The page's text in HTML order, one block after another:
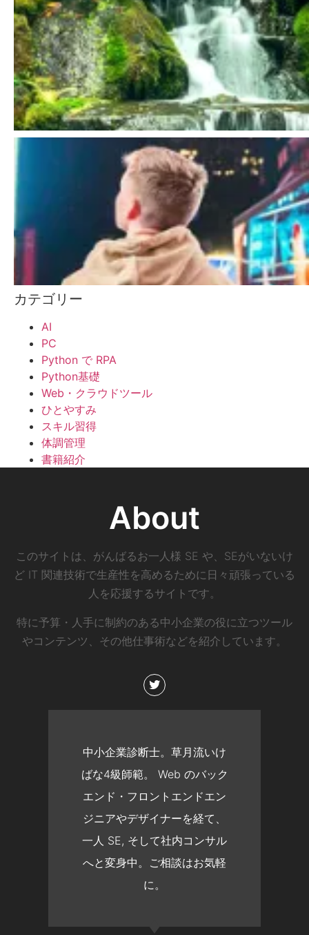
カテゴリー
AI
PC
Python で RPA
Python基礎
Web・クラウドツール
ひとやすみ
スキル習得
体調管理
書籍紹介
About
このサイトは、がんばるお一人様 SE や、SEがいないけ
ど IT 関連技術で生産性を高めるために日々頑張っている
人を応援するサイトです。
特に予算・人手に制約のある中小企業の役に立つツール
やコンテンツ、その他仕事術などを紹介しています。
中小企業診断士。草月流いけ
ばな4級師範。 Web のバック
エンド・フロントエンドエン
ジニアやデザイナーを経て、
一人 SE, そして社内コンサル
へと変身中。ご相談はお気軽
に。